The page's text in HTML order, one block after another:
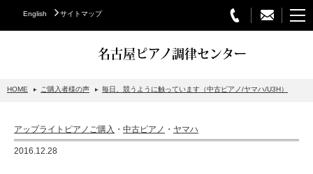
English サイトマップ
名古屋ピアノ調律センター
スタインウェイについて
HOME ご購入者様の声 毎日、競うように触っています（中古ピアノ/ヤマハ/U3H）
アップライトピアノご購入 ・ 中古ピアノ ・ ヤマハ
2016.12.28